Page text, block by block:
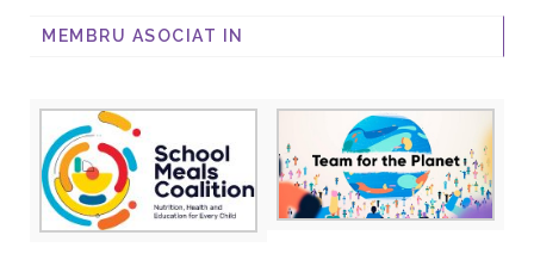
MEMBRU ASOCIAT IN